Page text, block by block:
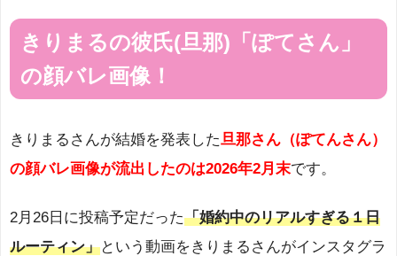
きりまるの彼氏(旦那)「ぽてさん」
の顔バレ画像！
きりまるさんが結婚を発表した旦那さん（ぽてんさん）
の顔バレ画像が流出したのは2026年2月末です。
2月26日に投稿予定だった「婚約中のリアルすぎる１日
ルーティン」という動画をきりまるさんがインスタグラ